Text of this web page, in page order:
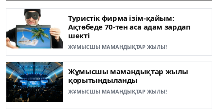
Туристік фирма ізім-қайым:
Ақтөбеде 70-тен аса адам зардап
шекті
ЖҰМЫСШЫ МАМАНДЫҚТАР ЖЫЛЫ!
Жұмысшы мамандықтар жылы
қорытындыланды
ЖҰМЫСШЫ МАМАНДЫҚТАР ЖЫЛЫ!